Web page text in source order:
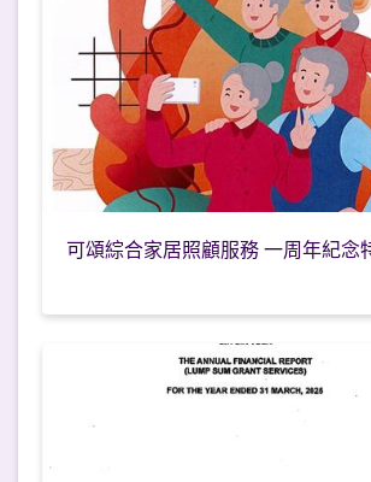
可頌綜合家居照顧服務 一周年紀念